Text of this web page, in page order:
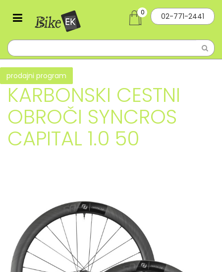
02-771-2441
0
prodajni program
KARBONSKI CESTNI
OBROČI SYNCROS
CAPITAL 1.0 50